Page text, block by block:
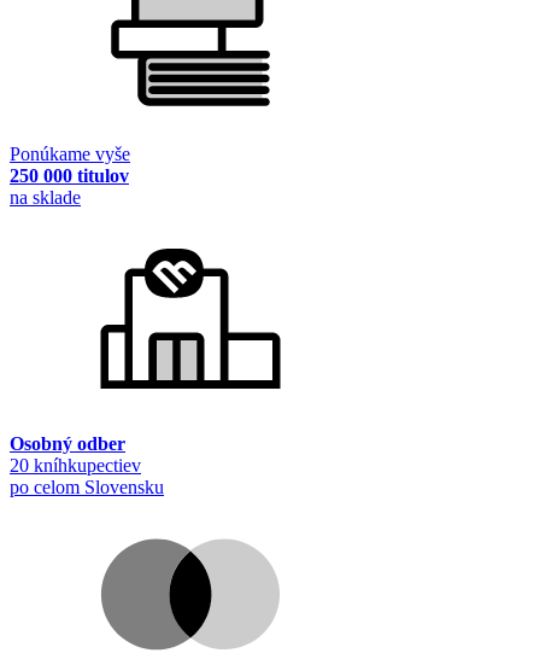
Ponúkame vyše
250 000 titulov
na sklade
Osobný odber
20 kníhkupectiev
po celom Slovensku